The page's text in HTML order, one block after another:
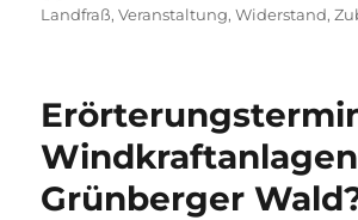
am
Landfraß,Veranstaltung,Widerstand,
Grünberger